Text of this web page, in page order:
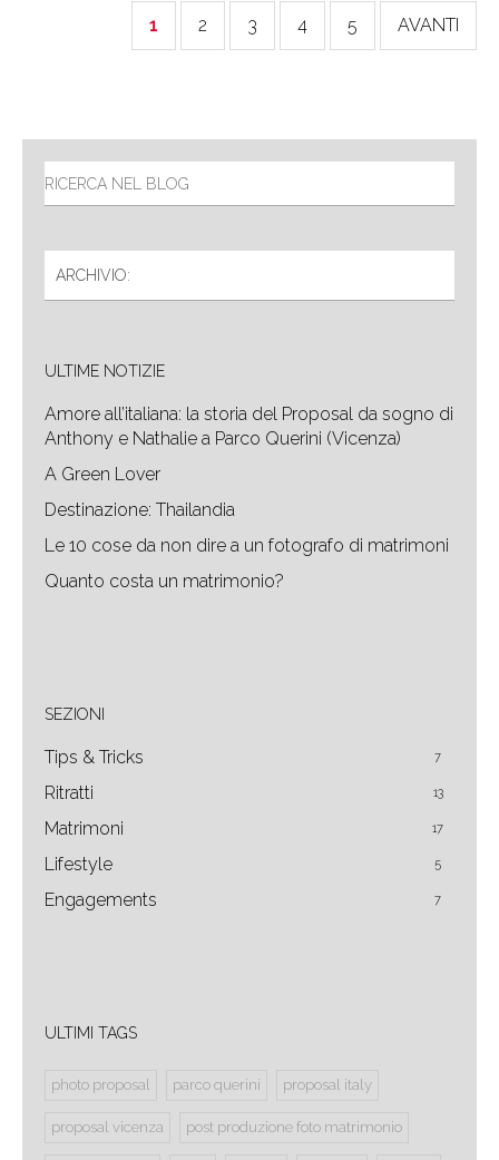
1
2 3 4 5 AVANTI
ULTIME NOTIZIE
Amore all’italiana: la storia del Proposal da sogno di
Anthony e Nathalie a Parco Querini (Vicenza)
A Green Lover
Destinazione: Thailandia
Le 10 cose da non dire a un fotografo di matrimoni
Quanto costa un matrimonio?
SEZIONI
Tips & Tricks 7
Ritratti 13
Matrimoni 17
Lifestyle 5
Engagements 7
ULTIMI TAGS
photo proposal parco querini proposal italy
proposal vicenza post produzione foto matrimonio